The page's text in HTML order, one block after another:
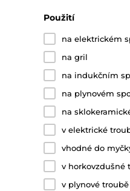
Použití
na elektrickém
na gril
na indukčním
na plynovém
na
v elektrické
vhodné do
v horkovzdušné
v plynové troubě